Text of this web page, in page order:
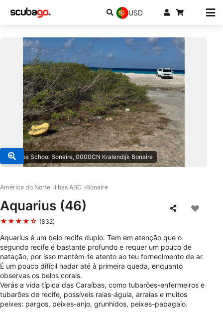
USD
© Scuba School Bonaire, 0000CN Kralendijk Bonaire
América do Norte Ilhas ABC Bonaire
Aquarius (46)
★★★★☆ (832)
Aquarius é um belo recife duplo. Tem em atenção que o
segundo recife é bastante profundo e requer um pouco de
natação, por isso mantém-te atento ao teu fornecimento de ar.
É um pouco difícil nadar até à primeira queda, enquanto
observas os belos corais.
Verás a vida típica das Caraíbas, como tubarões-enfermeiros e
tubarões de recife, possíveis raias-águia, arraias e muitos
peixes: pargos, peixes-anjo, grunhidos, peixes-papagaio.